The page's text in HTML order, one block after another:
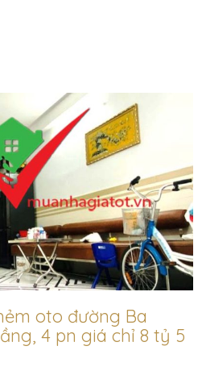
oto đường Ba
4 pn giá chỉ 8 tỷ 5